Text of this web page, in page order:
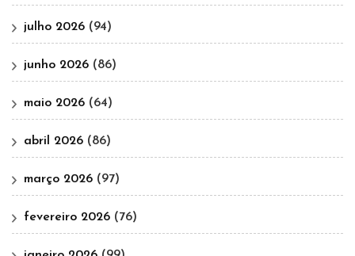
julho 2026 (94)
junho 2026 (86)
maio 2026 (64)
abril 2026 (86)
março 2026 (97)
fevereiro 2026 (76)